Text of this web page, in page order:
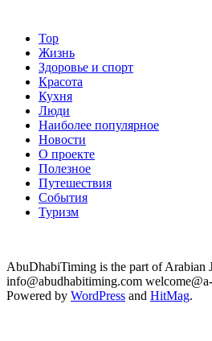
Top
Жизнь
Здоровье и спорт
Красота
Кухня
Люди
Наиболее популярное
Новости
О проекте
Полезное
Путешествия
События
Туризм
AbuDhabiTiming is the part of Arabian
info@abudhabitiming.com
Powered by WordPress and HitMag.